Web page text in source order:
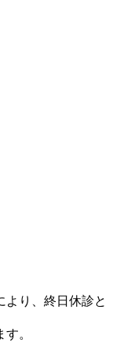
より、終日休診と
。